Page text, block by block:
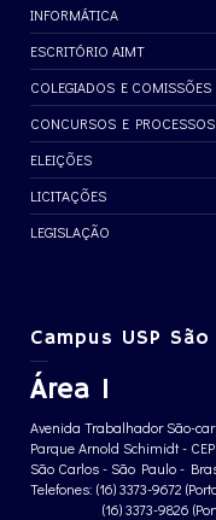
INFORMÁTICA
ESCRITÓRIO AIMT
COLEGIADOS E COMISSÕES
CONCURSOS E
ELEIÇÕES
LICITAÇÕES
LEGISLAÇÃO
Campus USP
Área 1
Avenida Trabalhador São-
Parque Arnold Schimidt -
São Carlos - São Paulo -
Telefones: (16) 3373-9672
(16) 3373-9826